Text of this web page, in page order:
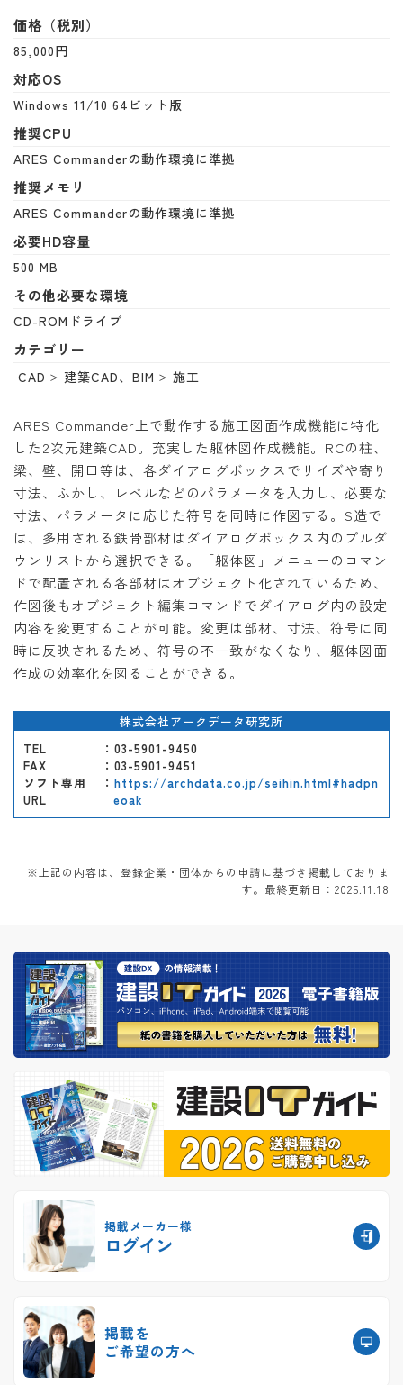
価格（税別）
85,000円
対応OS
Windows 11/10 64ビット版
推奨CPU
ARES Commanderの動作環境に準拠
推奨メモリ
ARES Commanderの動作環境に準拠
必要HD容量
500 MB
その他必要な環境
CD-ROMドライブ
カテゴリー
CAD 建築CAD、BIM 施工
ARES Commander上で動作する施工図面作成機能に特化
した2次元建築CAD。充実した躯体図作成機能。RCの柱、
梁、壁、開口等は、各ダイアログボックスでサイズや寄り
寸法、ふかし、レベルなどのパラメータを入力し、必要な
寸法、パラメータに応じた符号を同時に作図する。S造で
は、多用される鉄骨部材はダイアログボックス内のプルダ
ウンリストから選択できる。「躯体図」メニューのコマン
ドで配置される各部材はオブジェクト化されているため、
作図後もオブジェクト編集コマンドでダイアログ内の設定
内容を変更することが可能。変更は部材、寸法、符号に同
時に反映されるため、符号の不一致がなくなり、躯体図面
作成の効率化を図ることができる。
株式会社アークデータ研究所
TEL
：03-5901-9450
FAX
：03-5901-9451
ソフト専用
URL
： https://archdata.co.jp/seihin.html#hadpn
eoak
※上記の内容は、登録企業・団体からの申請に基づき掲載しておりま
す。最終更新日：2025.11.18
掲載メーカー様
ログイン
掲載を
ご希望の方へ